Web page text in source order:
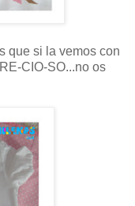
que si la vemos con
CIO-SO...no os